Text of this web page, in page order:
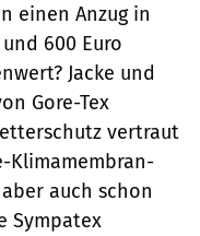
einen Anzug in
600 Euro
Jacke und
Gore-Tex
vertraut
Klimamembran-
auch schon
Sympatex